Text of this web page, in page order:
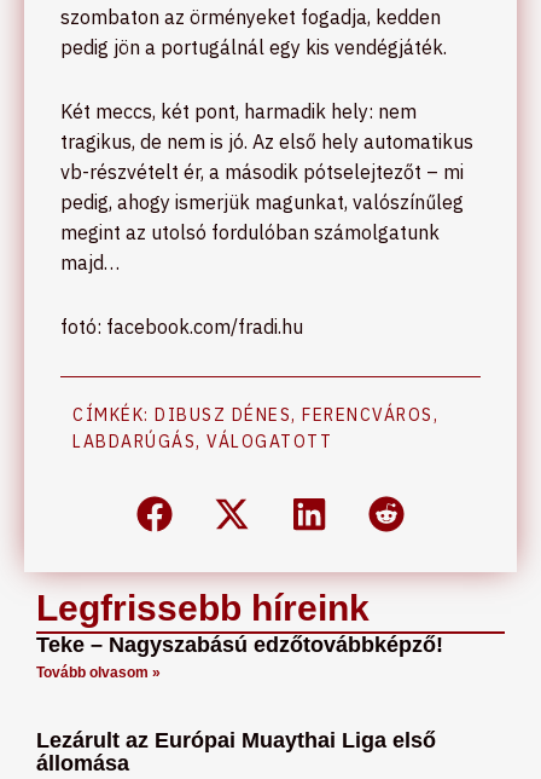
Legfrissebb híreink
Teke – Nagyszabású edzőtovábbképző!
Tovább olvasom »
Lezárult az Európai Muaythai Liga első
állomása
szombaton az örményeket fogadja, kedden
pedig jön a portugálnál egy kis vendégjáték.
Két meccs, két pont, harmadik hely: nem
tragikus, de nem is jó. Az első hely automatikus
vb-részvételt ér, a második pótselejtezőt – mi
pedig, ahogy ismerjük magunkat, valószínűleg
megint az utolsó fordulóban számolgatunk
majd…
fotó: facebook.com/fradi.hu
CÍMKÉK: DIBUSZ DÉNES, FERENCVÁROS,
LABDARÚGÁS, VÁLOGATOTT